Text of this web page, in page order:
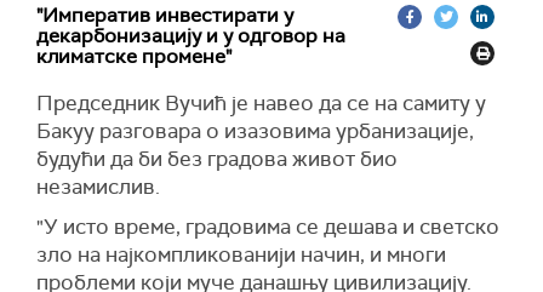
"Императив инвестирати у
декарбонизацију и у одговор на
климатске промене"
Председник Вучић је навео да се на самиту у
Бакуу разговара о изазовима урбанизације,
будући да би без градова живот био
незамислив.
"У исто време, градовима се дешава и светско
зло на најкомпликованији начин, и многи
проблеми који муче данашњу цивилизацију.